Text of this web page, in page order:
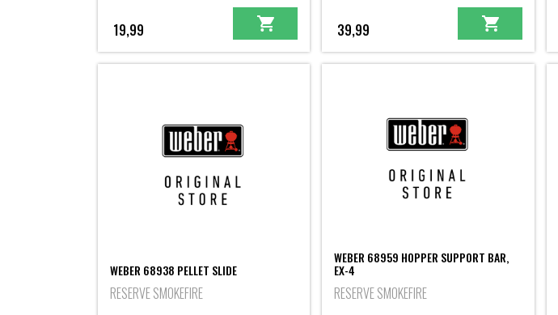
19,99 39,99
WEBER 68938 PELLET SLIDE
RESERVE SMOKEFIRE
WEBER 68959 HOPPER SUPPORT BAR,
EX-4
RESERVE SMOKEFIRE